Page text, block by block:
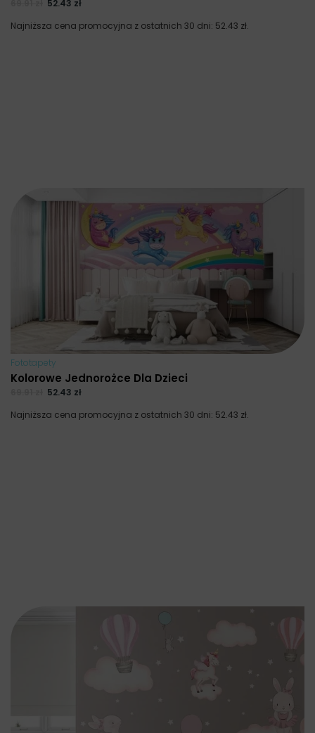
52.43 zł
Najniższa cena promocyjna z ostatnich 30 dni: 52.43 zł.
Fototapety
Kolorowe Jednorożce Dla Dzieci
52.43 zł
Najniższa cena promocyjna z ostatnich 30 dni: 52.43 zł.